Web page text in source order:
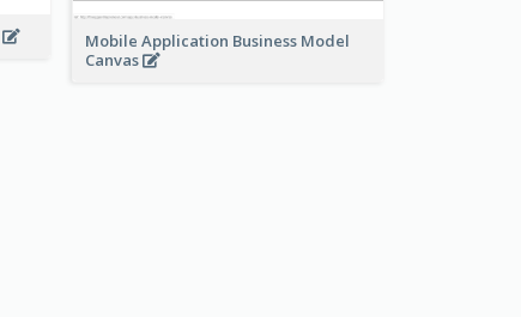
Mobile Application Business Model
Canvas